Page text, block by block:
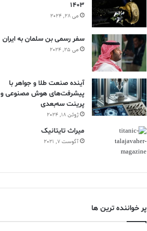
1403
می 28, 2024
سفر رسمی بن سلمان به ایران
می 25, 2024
آینده صنعت طلا و جواهر با
پیشرفت‌های هوش مصنوعی و
پرینت سه‌بعدی
ژوئن 18, 2024
ميراث تايتانيک
آگوست 7, 2021
پر خواننده ترین ها